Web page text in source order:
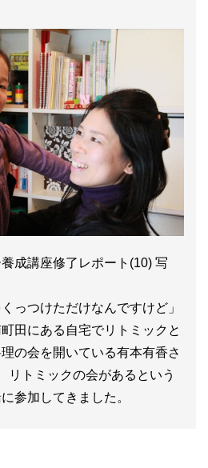
成講座修了レポート(10) 写
っつけただけなんですけど」
田にある自宅でリトミックと
の会を開いている有本有香さ
リトミックの会があるという
参加してきました。